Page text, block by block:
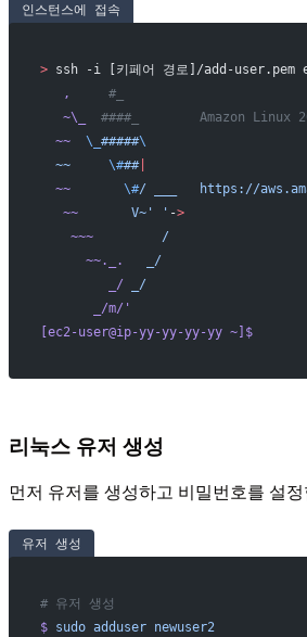
인스턴스에 접속
> ssh -i [키페어 경로]/add-user.pem
   ,
     #_
   ~\_
####_        Amazon Linux
  ~~
  \_
#####\
  ~~
     \#
##|
  ~~
       \#
/
https://
   ~~
       V~' '
->
    ~~~
         /
      ~~._.
   _/
         _/
_/
       _/m/
'
[ec2-user@ip-yy-yy-yy-yy ~]$
리눅스 유저 생성
먼저 유저를 생성하고 비밀번호를 설
유저 생성
# 유저 생성
$ sudo adduser newuser2